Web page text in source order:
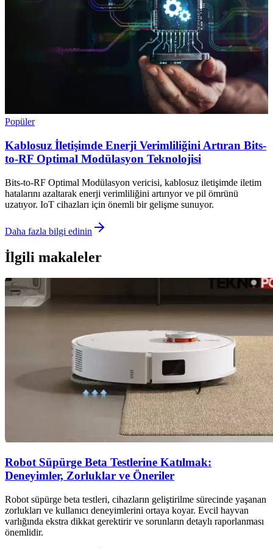
Popüler
Kablosuz İletişimde Enerji Verimliliğini Artıran Bits-
to-RF Optimal Modülasyon Teknolojisi
Bits-to-RF Optimal Modülasyon vericisi, kablosuz iletişimde iletim
hatalarını azaltarak enerji verimliliğini artırıyor ve pil ömrünü
uzatıyor. IoT cihazları için önemli bir gelişme sunuyor.
Daha fazla bilgi edinin
İlgili makaleler
Robot Süpürge Beta Testlerine Katılmak:
Deneyimler, Zorluklar ve Öneriler
Robot süpürge beta testleri, cihazların geliştirilme sürecinde yaşanan
zorlukları ve kullanıcı deneyimlerini ortaya koyar. Evcil hayvan
varlığında ekstra dikkat gerektirir ve sorunların detaylı raporlanması
önemlidir.